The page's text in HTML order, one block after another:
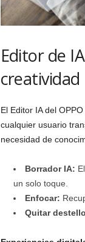
Editor de
creatividad
El Editor IA del
cualquier usuario
necesidad de
Borrador IA:
un solo toque.
Enfocar:
Quitar